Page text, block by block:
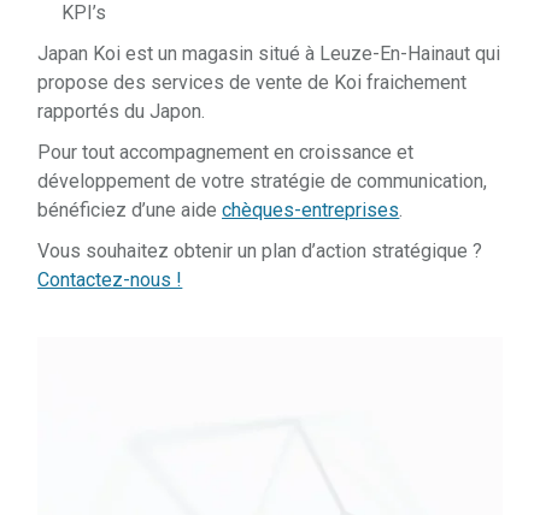
KPI’s
Japan Koi est un magasin situé à Leuze-En-Hainaut qui
propose des services de vente de Koi fraichement
rapportés du Japon.
Pour tout accompagnement en croissance et
développement de votre stratégie de communication,
bénéficiez d’une aidechèques-entreprises.
Vous souhaitez obtenir un plan d’action stratégique ?
Contactez-nous !